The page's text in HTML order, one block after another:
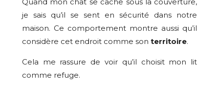
je sais qu’il se sent en sécurité dans notre
maison. Ce comportement montre aussi qu’il
considère cet endroit comme son territoire.
Cela me rassure de voir qu’il choisit mon lit
comme refuge.